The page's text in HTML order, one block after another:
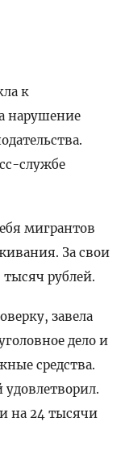
к
нарушение
службе
мигрантов
За свои
рублей.
завела
дело и
средства.
удовлетворил.
на 24 тысячи